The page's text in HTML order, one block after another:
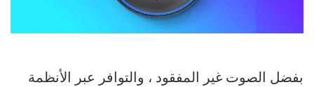
بفضل الصوت غير المفقود ، والتوافر عبر الأنظمة